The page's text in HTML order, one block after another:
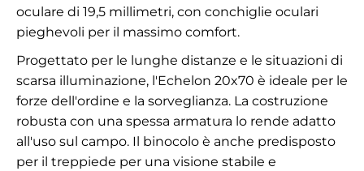
oculare di 19,5 millimetri, con conchiglie oculari
pieghevoli per il massimo comfort.
Progettato per le lunghe distanze e le situazioni di
scarsa illuminazione, l'Echelon 20x70 è ideale per le
forze dell'ordine e la sorveglianza. La costruzione
robusta con una spessa armatura lo rende adatto
all'uso sul campo. Il binocolo è anche predisposto
per il treppiede per una visione stabile e